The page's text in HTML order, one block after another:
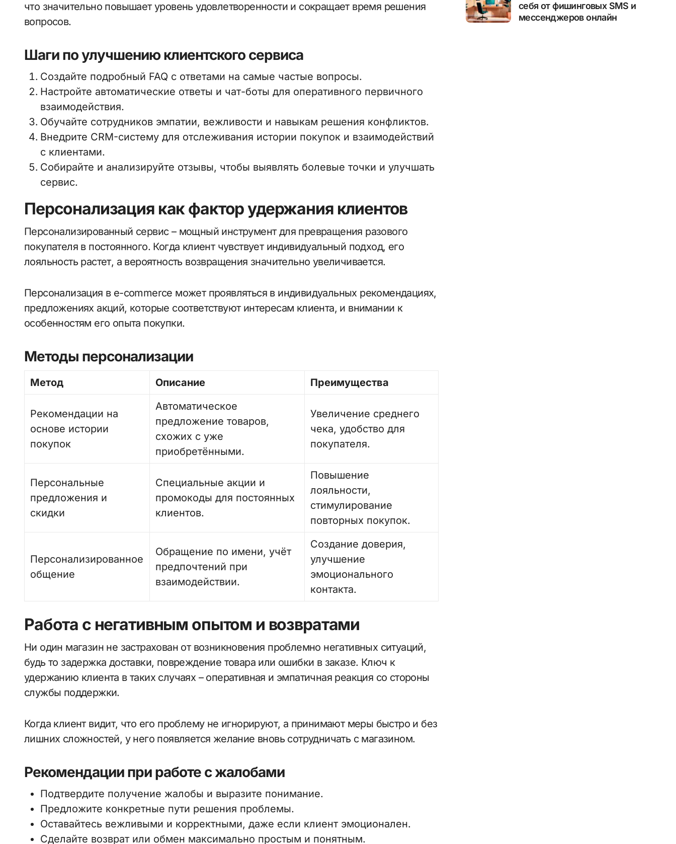
что значительно повышает уровень удовлетворенности и сокращает время решения
вопросов.
Шаги по улучшению клиентского сервиса
Создайте подробный FAQ с ответами на самые частые вопросы.
Настройте автоматические ответы и чат-боты для оперативного первичного
взаимодействия.
Обучайте сотрудников эмпатии, вежливости и навыкам решения конфликтов.
Внедрите CRM-систему для отслеживания истории покупок и взаимодействий
с клиентами.
Собирайте и анализируйте отзывы, чтобы выявлять болевые точки и улучшать
сервис.
Персонализация как фактор удержания клиентов
Персонализированный сервис – мощный инструмент для превращения разового
покупателя в постоянного. Когда клиент чувствует индивидуальный подход, его
лояльность растет, а вероятность возвращения значительно увеличивается.
Персонализация в e-commerce может проявляться в индивидуальных рекомендациях,
предложениях акций, которые соответствуют интересам клиента, и внимании к
особенностям его опыта покупки.
Методы персонализации
Метод Описание Преимущества
Рекомендации на
основе истории
покупок
Автоматическое
предложение товаров,
схожих с уже
приобретёнными.
Увеличение среднего
чека, удобство для
покупателя.
Персональные
предложения и
скидки
Специальные акции и
промокоды для постоянных
клиентов.
Повышение
лояльности,
стимулирование
повторных покупок.
Персонализированное
общение
Обращение по имени, учёт
предпочтений при
взаимодействии.
Создание доверия,
улучшение
эмоционального
контакта.
Работа с негативным опытом и возвратами
Ни один магазин не застрахован от возникновения проблемно негативных ситуаций,
будь то задержка доставки, повреждение товара или ошибки в заказе. Ключ к
удержанию клиента в таких случаях – оперативная и эмпатичная реакция со стороны
службы поддержки.
Когда клиент видит, что его проблему не игнорируют, а принимают меры быстро и без
лишних сложностей, у него появляется желание вновь сотрудничать с магазином.
Рекомендации при работе с жалобами
Подтвердите получение жалобы и выразите понимание.
Предложите конкретные пути решения проблемы.
Оставайтесь вежливыми и корректными, даже если клиент эмоционален.
Сделайте возврат или обмен максимально простым и понятным.
себя от фишинговых SMS и
мессенджеров онлайн